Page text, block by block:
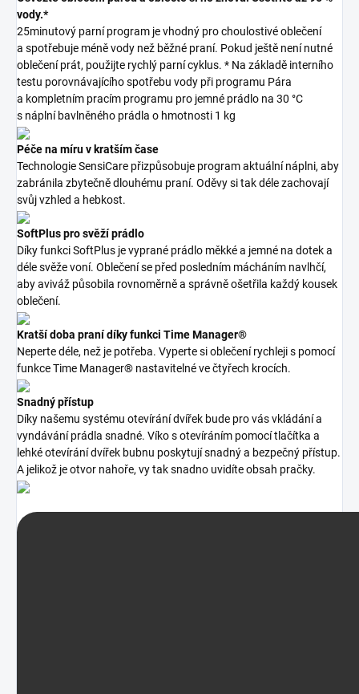
vody.*
25minutový parní program je vhodný pro choulostivé oblečení
a spotřebuje méně vody než běžné praní. Pokud ještě není nutné
oblečení prát, použijte rychlý parní cyklus. * Na základě interního
testu porovnávajícího spotřebu vody při programu Pára
a kompletním pracím programu pro jemné prádlo na 30 °C
s náplní bavlněného prádla o hmotnosti 1 kg
Péče na míru v kratším čase
Technologie SensiCare přizpůsobuje program aktuální náplni, aby
zabránila zbytečně dlouhému praní. Oděvy si tak déle zachovají
svůj vzhled a hebkost.
SoftPlus pro svěží prádlo
Díky funkci SoftPlus je vyprané prádlo měkké a jemné na dotek a
déle svěže voní. Oblečení se před posledním mácháním navlhčí,
aby aviváž působila rovnoměrně a správně ošetřila každý kousek
oblečení.
Kratší doba praní díky funkci Time Manager®
Neperte déle, než je potřeba. Vyperte si oblečení rychleji s pomocí
funkce Time Manager® nastavitelné ve čtyřech krocích.
Snadný přístup
Díky našemu systému otevírání dvířek bude pro vás vkládání a
vyndávání prádla snadné. Víko s otevíráním pomocí tlačítka a
lehké otevírání dvířek bubnu poskytují snadný a bezpečný přístup.
A jelikož je otvor nahoře, vy tak snadno uvidíte obsah pračky.